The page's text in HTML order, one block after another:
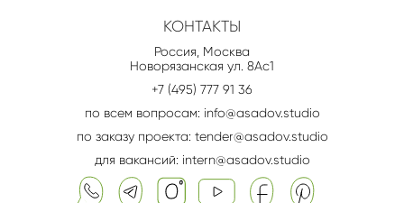
КОНТАКТЫ
Россия, Москва
Новорязанская ул. 8Aс1
+7 (495) 777 91 36
по всем вопросам: info@asadov.studio
по заказу проекта: tender@asadov.studio
для вакансий: intern@asadov.studio